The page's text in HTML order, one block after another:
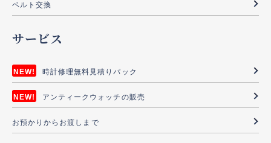
ベルト交換
サービス
時計修理無料見積りパック
アンティークウォッチの販売
お預かりからお渡しまで